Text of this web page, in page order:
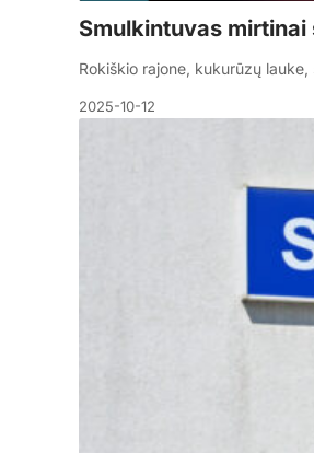
Smulkintuvas mirtinai
Rokiškio rajone, kukurūzų
2025-10-12